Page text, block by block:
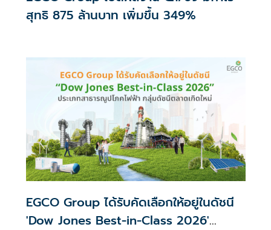
สุทธิ 875 ล้านบาท เพิ่มขึ้น 349%
EGCO Group ได้รับคัดเลือกให้อยู่ในดัชนี
'Dow Jones Best-in-Class 2026'